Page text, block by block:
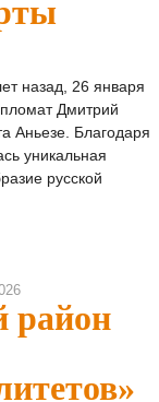
назад, 26 января
Дмитрий
Аньезе. Благодаря
уникальная
русской
район